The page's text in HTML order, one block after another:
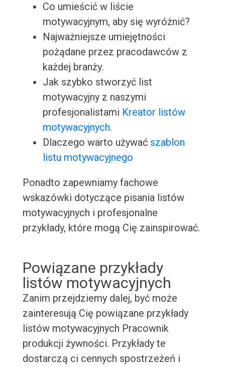
Co umieścić w liście
motywacyjnym, aby się wyróżnić?
Najważniejsze umiejętności
pożądane przez pracodawców z
każdej branży.
Jak szybko stworzyć list
motywacyjny z naszymi
profesjonalistami Kreator listów
motywacyjnych.
Dlaczego warto używać szablon
listu motywacyjnego
Ponadto zapewniamy fachowe
wskazówki dotyczące pisania listów
motywacyjnych i profesjonalne
przykłady, które mogą Cię zainspirować.
Powiązane przykłady
listów motywacyjnych
Zanim przejdziemy dalej, być może
zainteresują Cię powiązane przykłady
listów motywacyjnych Pracownik
produkcji żywności. Przykłady te
dostarczą ci cennych spostrzeżeń i